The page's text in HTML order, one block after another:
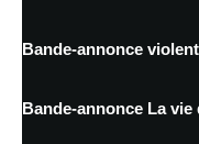
Bande-annonce
Bande-annonce La vie